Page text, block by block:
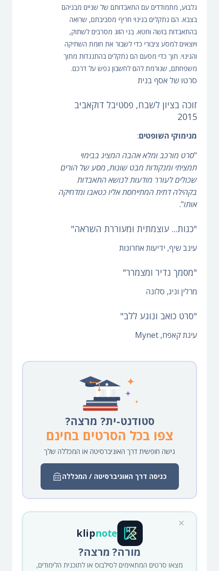
גלבוע, מתמודדים עם התאבדותם של שניים מבניהם
בצבא. הם נתקלים בגינוי חריף מסביבתם, שרואה
בהתאבדות בושה וחטא. בני הזוג מסרבים לשתוק,
ויוצאים למסע ציבורי כדי לשבור את חומת השתיקה
והגינוי. תוך כדי מסעם הם נתקלים בהתנגדות מתוך
משפחתם, שגורמת להם לחשבון נפש על דרכם.
סרטו של אסף בנית
זוכה בציון לשבח, פסטיבל דוקאביב
2015
מנימוקי השופטים:
"סרט מורכב ומלא אהבה המציג בבימוי
תמציתי ומנקודות מבט שונות, מסע של הורים
שכולים לעורר מודעות לנושא התאבדות
בקהילה דתית המתייחסת אליו כטאבו ומדחיקה
אותו".
"כנות... עוצמתית ומעוררת השראה"
עינב שיף, ידיעות אחרונות
"מסמך נדיר ומצמרר"
מרלין וניג, סלונה
"סרט כואב ונוגע ללב"
עינת קאפח, Mynet
סטודנט-ית? מרצה?
צפו בכל הסרטים בחינם
גישה חופשית דרך האוניברסיטה או המכללה שלך
כניסה דרך האוניברסיטה / המכללה
klipnote
מורה? מרצה?
מצאו סרטים המתאימים לסילבוס או לתוכנית הלימודים,